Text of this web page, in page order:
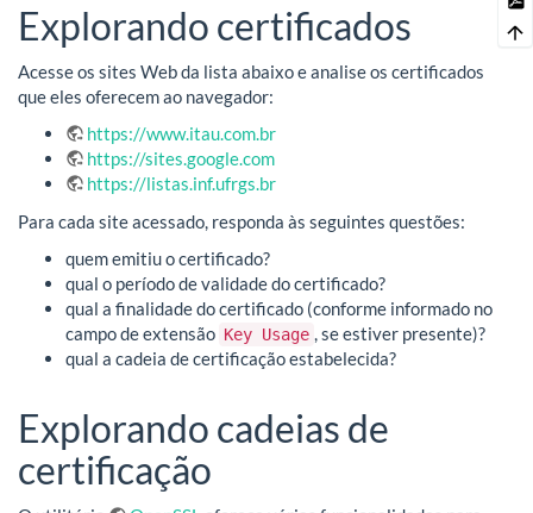
Explorando certificados
Acesse os sites Web da lista abaixo e analise os certificados
que eles oferecem ao navegador:
https://www.itau.com.br
https://sites.google.com
https://listas.inf.ufrgs.br
Para cada site acessado, responda às seguintes questões:
quem emitiu o certificado?
qual o período de validade do certificado?
qual a finalidade do certificado (conforme informado no
campo de extensão Key Usage , se estiver presente)?
qual a cadeia de certificação estabelecida?
Explorando cadeias de
certificação